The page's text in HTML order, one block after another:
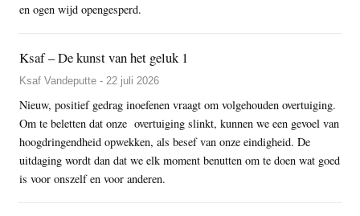
en ogen wijd opengesperd.
Ksaf – De kunst van het geluk 1
Ksaf Vandeputte - 22 juli 2026
Nieuw, positief gedrag inoefenen vraagt om volgehouden overtuiging.
Om te beletten dat onze overtuiging slinkt, kunnen we een gevoel van
hoogdringendheid opwekken, als besef van onze eindigheid. De
uitdaging wordt dan dat we elk moment benutten om te doen wat goed
is voor onszelf en voor anderen.